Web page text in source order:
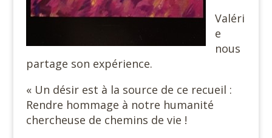
Valéri
e
nous
partage son expérience.
« Un désir est à la source de ce recueil :
Rendre hommage à notre humanité
chercheuse de chemins de vie !